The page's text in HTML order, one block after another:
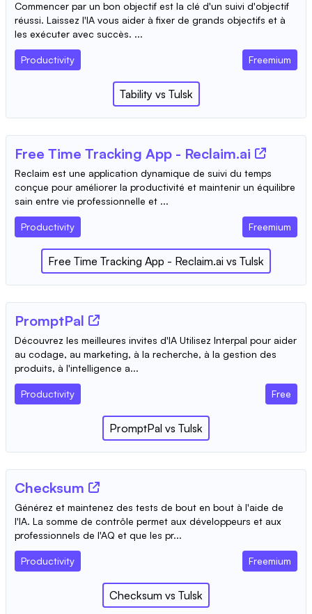
Commencer par un bon objectif est la clé d'un suivi d'objectif
réussi. Laissez l'IA vous aider à fixer de grands objectifs et à
les exécuter avec succès. ...
Productivity Freemium
Tability vs Tulsk
Free Time Tracking App - Reclaim.ai
Reclaim est une application dynamique de suivi du temps
conçue pour améliorer la productivité et maintenir un équilibre
sain entre vie professionnelle et ...
Productivity Freemium
Free Time Tracking App - Reclaim.ai vs Tulsk
PromptPal
Découvrez les meilleures invites d'IA Utilisez Interpal pour aider
au codage, au marketing, à la recherche, à la gestion des
produits, à l'intelligence a...
Productivity Free
PromptPal vs Tulsk
Checksum
Générez et maintenez des tests de bout en bout à l'aide de
l'IA. La somme de contrôle permet aux développeurs et aux
professionnels de l'AQ et que les pr...
Productivity Freemium
Checksum vs Tulsk